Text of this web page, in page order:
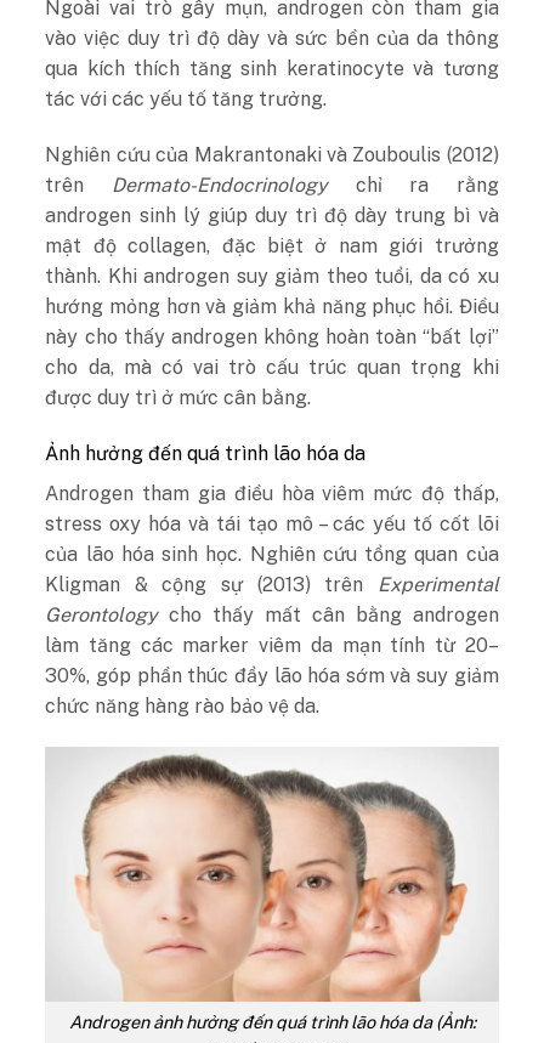
Ngoài vai trò gây mụn, androgen còn tham gia
vào việc duy trì độ dày và sức bền của da thông
qua kích thích tăng sinh keratinocyte và tương
tác với các yếu tố tăng trưởng.
Nghiên cứu của Makrantonaki và Zouboulis (2012)
trên Dermato-Endocrinologychỉ ra rằng
androgen sinh lý giúp duy trì độ dày trung bì và
mật độ collagen, đặc biệt ở nam giới trưởng
thành. Khi androgen suy giảm theo tuổi, da có xu
hướng mỏng hơn và giảm khả năng phục hồi. Điều
này cho thấy androgen không hoàn toàn “bất lợi”
cho da, mà có vai trò cấu trúc quan trọng khi
được duy trì ở mức cân bằng.
Ảnh hưởng đến quá trình lão hóa da
Androgen tham gia điều hòa viêm mức độ thấp,
stress oxy hóa và tái tạo mô – các yếu tố cốt lõi
của lão hóa sinh học. Nghiên cứu tổng quan của
Kligman & cộng sự (2013) trên Experimental
Gerontologycho thấy mất cân bằng androgen
làm tăng các marker viêm da mạn tính từ 20–
30%, góp phần thúc đẩy lão hóa sớm và suy giảm
chức năng hàng rào bảo vệ da.
Androgen ảnh hưởng đến quá trình lão hóa da (Ảnh: